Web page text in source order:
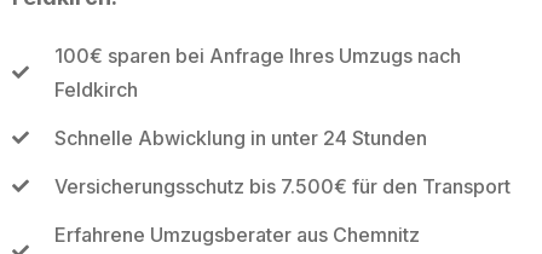
100€ sparen bei Anfrage Ihres Umzugs nach
Feldkirch
Schnelle Abwicklung in unter 24 Stunden
Versicherungsschutz bis 7.500€ für den Transport
Erfahrene Umzugsberater aus Chemnitz